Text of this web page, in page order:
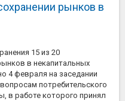
рынков в
15 из 20
в некапитальных
4 февраля на заседании
потребительского
в работе которого принял